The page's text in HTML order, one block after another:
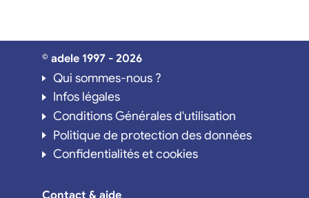
© adele 1997 - 2026
Qui sommes-nous ?
Infos légales
Conditions Générales d'utilisation
Politique de protection des données
Confidentialités et cookies
Contact & aide